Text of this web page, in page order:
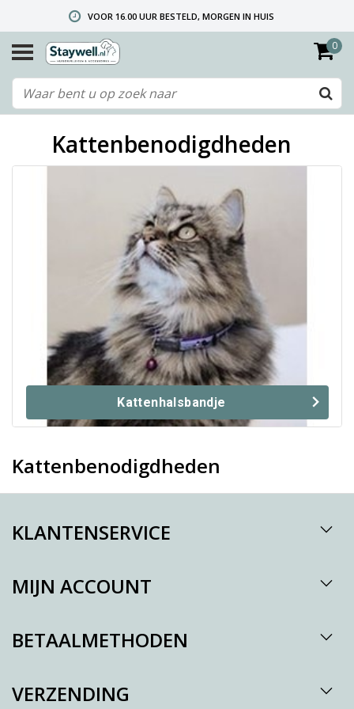
VOOR 16.00 UUR BESTELD, MORGEN IN HUIS
GRATIS VERZENDING VANAF € 40,- (ALLEEN NEDERLAND)
TELEFONISCHE HELPDESK 010 492 02 35 (LET OP: WIJ ZIJN NIET DE FABRIKANT! ZIE KLANTENSERVICE-INFO)
0
Kattenbenodigdheden
Kattenhalsbandje
Kattenbenodigdheden
KLANTENSERVICE
MIJN ACCOUNT
BETAALMETHODEN
VERZENDING